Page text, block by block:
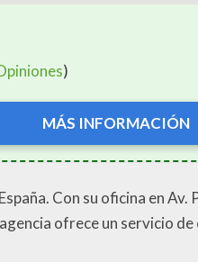
)
MÁS INFORMACIÓN
Con su oficina en
ofrece un servicio